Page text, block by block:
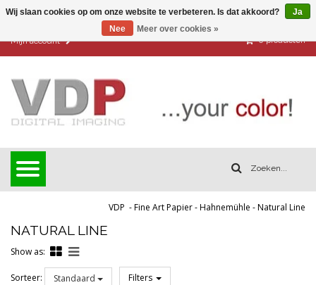
Mijn account 0 producten
VDP -Fine Art Papier-Hahnemühle -Natural Line
NATURAL LINE
Show as:
Sorteer: Standaard Filters
Wij slaan cookies op om onze website te verbeteren. Is dat akkoord?
Ja
Nee
Meer over cookies »